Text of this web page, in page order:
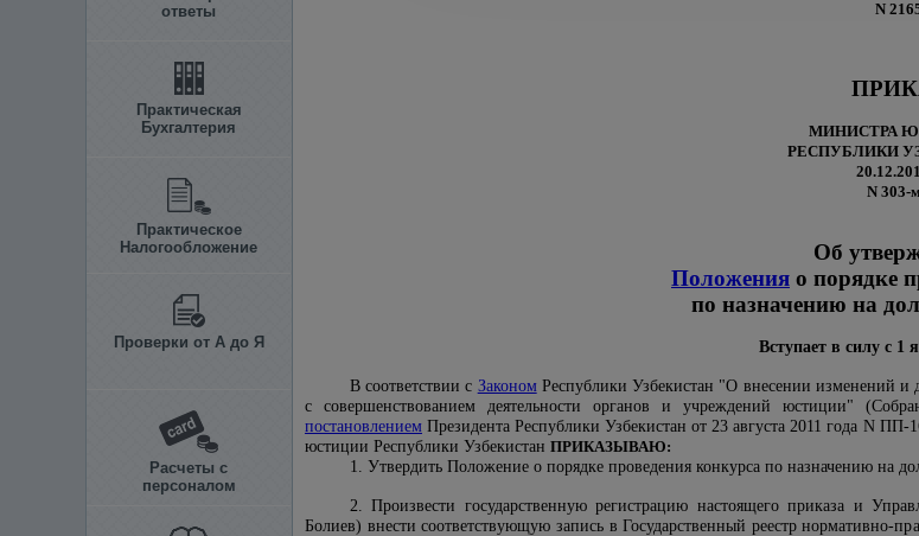
ответы
Практическая
Бухгалтерия
Практическое
Налогообложение
Проверки от А до Я
Расчеты с
персоналом
N
МИНИСТРА
РЕСПУБЛИКИ
N 303-
Об
Положения о порядке
по назначению на
Вступает в силу с 1
В соответствии с ЗакономРеспублики Узбекистан "О внесении изменений и
с совершенствованием деятельности органов и учреждений юстиции"
постановлением Президента Республики Узбекистан от 23 августа 2011 года N
юстиции Республики Узбекистан ПРИКАЗЫВАЮ:
1. Утвердить Положение о порядке проведения конкурса по назначению на
2. Произвести государственную регистрацию настоящего приказа и
Болиев) внести соответствующую запись в Государственный реестр нормативно-